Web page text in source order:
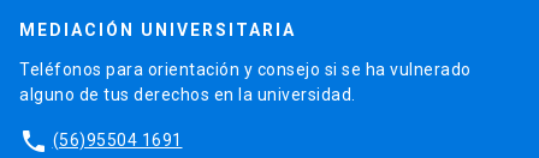
MEDIACIÓN UNIVERSITARIA
Teléfonos para orientación y consejo si se ha vulnerado
alguno de tus derechos en la universidad.
phone (56)95504 1691